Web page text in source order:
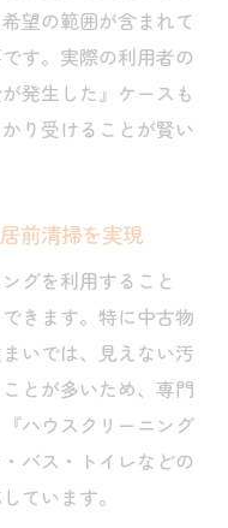
望の範囲が含まれて
す。実際の利用者の
発生した』ケースも
り受けることが賢い
前清掃を実現
グを利用すること
きます。特に中古物
いでは、見えない汚
とが多いため、専門
ハウスクリーニング
バス・トイレなどの
ています。